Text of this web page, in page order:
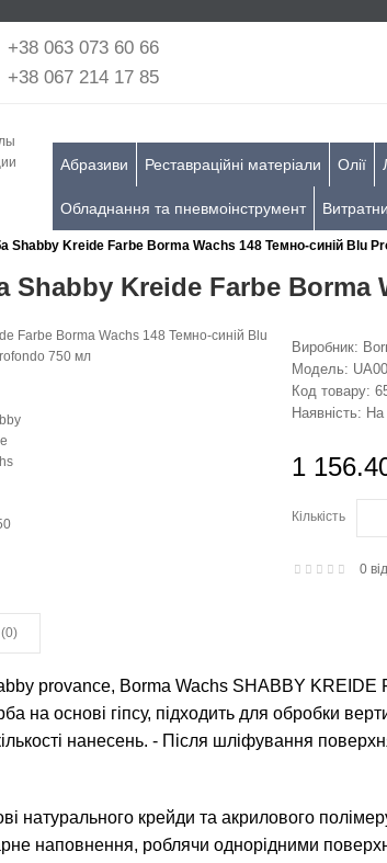
+38 063 073 60 66
+38 067 214 17 85
Абразиви Реставраційні матеріали Олії
Обладнання та пневмоінструмент
Shabby Kreide Farbe Borma Wachs 148 Темно-синій Blu
Shabby Kreide Farbe Borma
Виробник:
Модель:
Код товару:
Наявність: На
1
Кількість
0
provance, Borma Wachs SHABBY
на основі гіпсу, підходить для обробки
нанесень. - Після шліфування
крейди та акрилового
наповнення, роблячи однорідними